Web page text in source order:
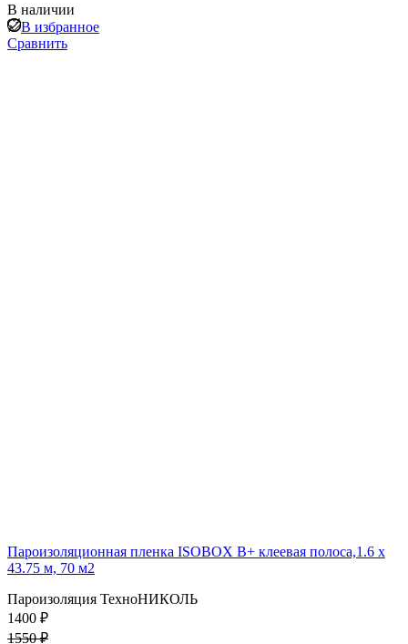
В наличии
В избранное
Сравнить
Пароизоляционная пленка ISOBOX В+ клеевая полоса,1.6 x
43.75 м, 70 м2
Пароизоляция ТехноНИКОЛЬ
1400 ₽
1550 ₽